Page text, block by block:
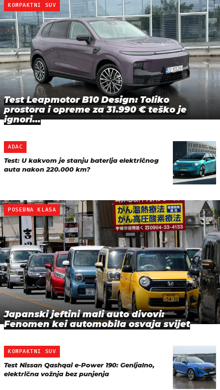
KOMPAKTNI SUV
Test Leapmotor B10 Design: Toliko
prostora i opreme za 31.990 € teško je
ignori…
ADAC
Test: U kakvom je stanju baterija električnog
auta nakon 220.000 km?
POSEBNA KLASA
Japanski jeftini mali auto divovi:
Fenomen kei automobila osvaja svijet
KOMPAKTNI SUV
Test Nissan Qashqai e-Power 190: Genijalno,
električna vožnja bez punjenja